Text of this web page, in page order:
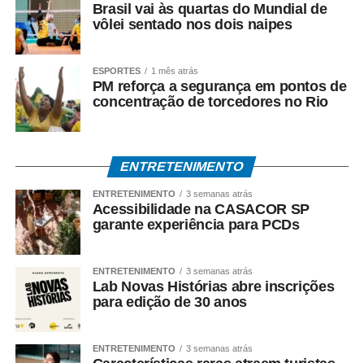
Brasil vai às quartas do Mundial de
vôlei sentado nos dois naipes
ESPORTES 1 mês atrás
PM reforça a segurança em pontos de
concentração de torcedores no Rio
ENTRETENIMENTO
ENTRETENIMENTO 3 semanas atrás
Acessibilidade na CASACOR SP
garante experiência para PCDs
ENTRETENIMENTO 3 semanas atrás
Lab Novas Histórias abre inscrições
para edição de 30 anos
ENTRETENIMENTO 3 semanas atrás